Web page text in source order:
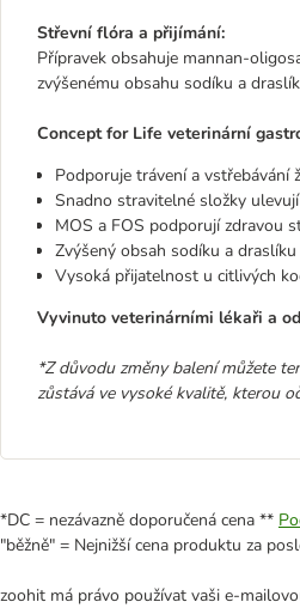
Střevní flóra a přijímání:
Přípravek obsahuje mannan-
zvýšenému obsahu sodíku a
Concept for Life veterinární
Podporuje trávení a vstřebávání
Snadno stravitelné složky
MOS a FOS podporují zdravou
Zvýšený obsah sodíku a draslíku
Vysoká přijatelnost u citlivých
Vyvinuto veterinárními lékaři a
*Z důvodu změny balení můžete
zůstává ve vysoké kvalitě, kterou
*DC = nezávazně doporučená cena **
"běžně" = Nejnižší cena produktu za
zoohit má právo používat vaši e-